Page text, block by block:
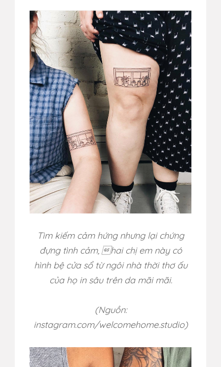
Tìm kiếm cảm hứng nhưng lại chứng
đựng tình cảm, hai chị em này có
hình bệ cửa sổ từ ngôi nhà thời thơ ấu
của họ in sâu trên da mãi mãi.
(Nguồn:
instagram.com/welcomehome.studio)